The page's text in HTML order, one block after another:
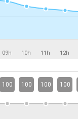
09h 10h 11h 12h
100 100 100 100